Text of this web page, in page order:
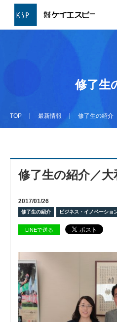
ビ
ジョ
ン
会
社
TOP 最新情報 修了生の紹介
修了生
修了生の紹介／
2017/01/26
修了生の紹介 ビジネス・イノベーショ
LINEで送る